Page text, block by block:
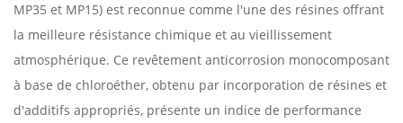
MP35 et MP15) est reconnue comme l'une des résines offrant
la meilleure résistance chimique et au vieillissement
atmosphérique. Ce revêtement anticorrosion monocomposant
à base de chloroéther, obtenu par incorporation de résines et
d'additifs appropriés, présente un indice de performance